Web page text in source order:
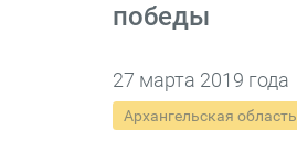
победы
27 марта 2019 года
Архангельская область